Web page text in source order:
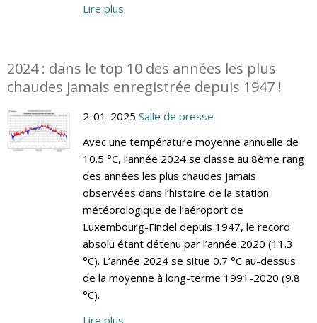
Lire plus
2024 : dans le top 10 des années les plus
chaudes jamais enregistrée depuis 1947 !
2-01-2025 Salle de presse
Avec une température moyenne annuelle de
10.5 °C, l’année 2024 se classe au 8ème rang
des années les plus chaudes jamais
observées dans l’histoire de la station
météorologique de l’aéroport de
Luxembourg-Findel depuis 1947, le record
absolu étant détenu par l’année 2020 (11.3
°C). L’année 2024 se situe 0.7 °C au-dessus
de la moyenne à long-terme 1991-2020 (9.8
°C).
Lire plus